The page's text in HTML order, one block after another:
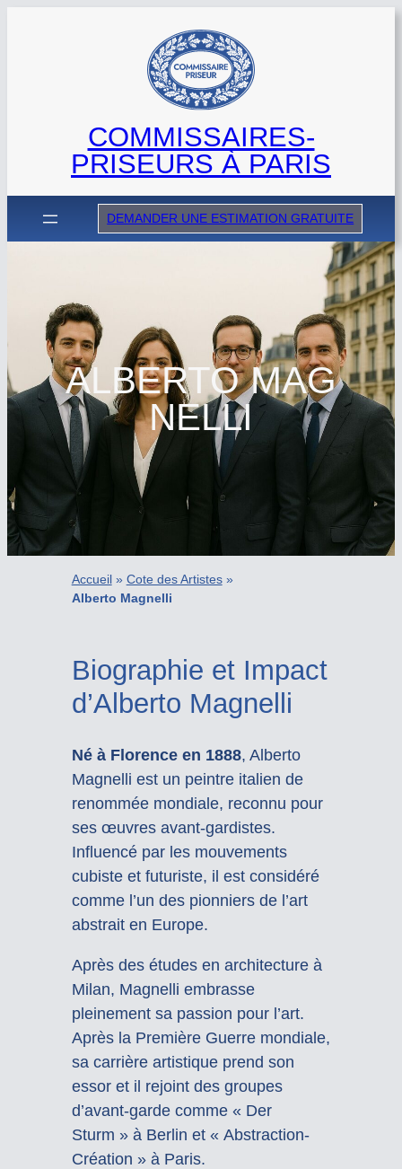
COMMISSAIRES-
PRISEURS À PARIS
DEMANDER UNE ESTIMATION GRATUITE
ALBERTO MAG
NELLI
Accueil» Cote des Artistes»
Alberto Magnelli
Biographie et Impact
d’Alberto Magnelli
Né à Florence en 1888, Alberto
Magnelli est un peintre italien de
renommée mondiale, reconnu pour
ses œuvres avant-gardistes.
Influencé par les mouvements
cubiste et futuriste, il est considéré
comme l’un des pionniers de l’art
abstrait en Europe.
Après des études en architecture à
Milan, Magnelli embrasse
pleinement sa passion pour l’art.
Après la Première Guerre mondiale,
sa carrière artistique prend son
essor et il rejoint des groupes
d’avant-garde comme « Der
Sturm » à Berlin et « Abstraction-
Création » à Paris.